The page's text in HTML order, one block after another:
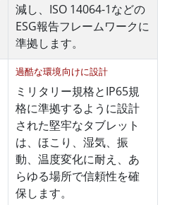
減し、ISO 14064-1などの
ESG報告フレームワークに
準拠します。
過酷な環境向けに設計
ミリタリー規格とIP65規
格に準拠するように設計
された堅牢なタブレット
は、ほこり、湿気、振
動、温度変化に耐え、あ
らゆる場所で信頼性を確
保します。